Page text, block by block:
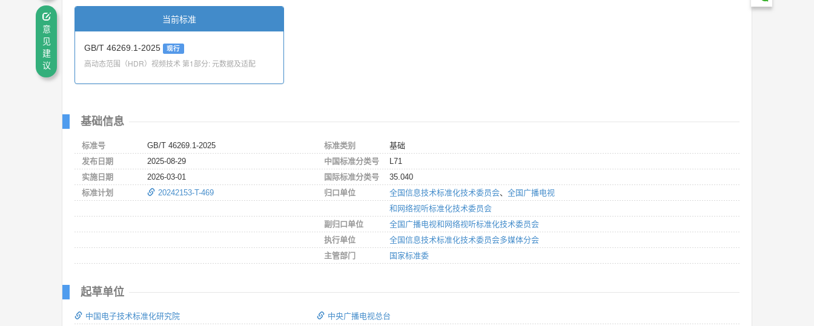
当前标准
GB/T 46269.1-2025 现行
高动态范围（HDR）视频技术 第1部分: 元数据及适配
基础信息
标准号
GB/T 46269.1-2025
发布日期
2025-08-29
实施日期
2026-03-01
标准计划
20242153-T-469
标准类别
基础
中国标准分类号
L71
国际标准分类号
35.040
归口单位
全国信息技术标准化技术委员会、 全国广播电视
和网络视听标准化技术委员会
副归口单位
全国广播电视和网络视听标准化技术委员会
执行单位
全国信息技术标准化技术委员会多媒体分会
主管部门
国家标准委
起草单位
中国电子技术标准化研究院
中央广播电视总台
意
见
建
议